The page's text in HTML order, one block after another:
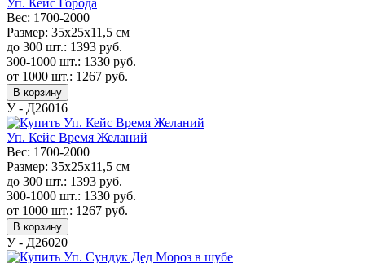
Вес: 1700-2000
Размер: 35x25x11,5 см
до 300 шт.: 1393 руб.
300-1000 шт.: 1330 руб.
от 1000 шт.: 1267 руб.
В корзину
У - Д26016
Уп. Кейс Время Желаний
Вес: 1700-2000
Размер: 35x25x11,5 см
до 300 шт.: 1393 руб.
300-1000 шт.: 1330 руб.
от 1000 шт.: 1267 руб.
В корзину
У - Д26020